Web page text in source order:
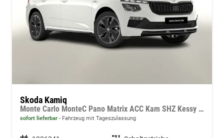
Skoda Kamiq
Monte Carlo MonteC Pano Matrix ACC Kam SHZ Kessy SunS
sofort lieferbar Fahrzeug mit Tageszulassung